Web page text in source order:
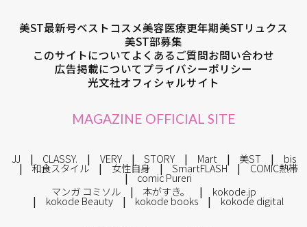
美ST最新号ベストコスメ美容医療更年期美STリュクス
美ST部募集
このサイトについてよくあるご質問お問い合わせ
広告掲載についてプライバシーポリシー
光文社オフィシャルサイト
MAGAZINE OFFICIAL SITE
JJ CLASSY. VERY STORY Mart 美ST bis
和食スタイル 女性自身 SmartFLASH COMIC熱帯
comic Pureri
マンガ コミソル
本がすき。 kokode.jp
kokode Beauty kokode books kokode digital